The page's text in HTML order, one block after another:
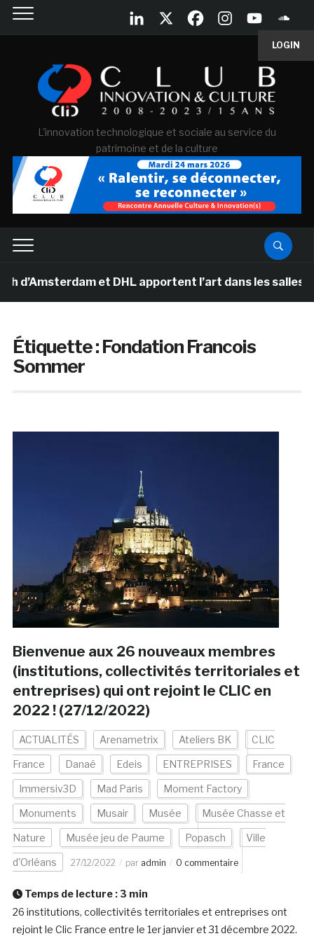
LOGIN
L'innovation technologique et sociale au service du
patrimoine et de la culture
et DHL apportent l’art dans les salles de
Étiquette :Fondation Francois
Sommer
Bienvenue aux 26 nouveaux membres
(institutions, collectivités territoriales et
entreprises) qui ont rejoint le CLIC en
2022 ! (27/12/2022)
ACTUALITÉS Arenametrix Ateliers BK CLIC
France Danaé Edeis ENTREPRISES France
Immersiv3D Mad Paris Moment Factory
Monuments Musair Musée Musée Chasse et
Nature Musée jeu de Paume Popasch Ville
d'Orléans 27/12/2022 par admin 0 commentaire
Temps de lecture : 3 min
26 institutions, collectivités territoriales et entreprises ont
rejoint le Clic France entre le 1er janvier et 31 décembre 2022.